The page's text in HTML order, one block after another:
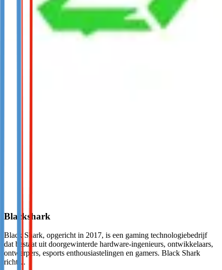
Blackshark
Black Shark, opgericht in 2017, is een gaming technologiebedrijf
dat bestaat uit doorgewinterde hardware-ingenieurs, ontwikkelaars,
ontwerpers, esports enthousiastelingen en gamers. Black Shark
richt…